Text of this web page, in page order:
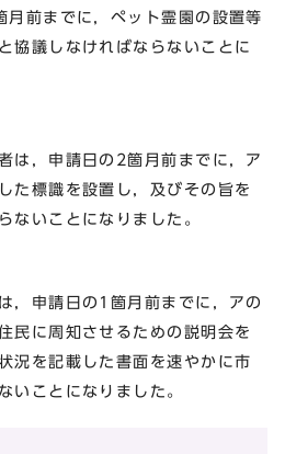
月前までに，ペット霊園の設置等
協議しなければならないことに
申請日の2箇月前までに，ア
た標識を設置し，及びその旨を
ないことになりました。
請日の1箇月前までに，アの
民に周知させるための説明会を
況を記載した書面を速やかに市
いことになりました。